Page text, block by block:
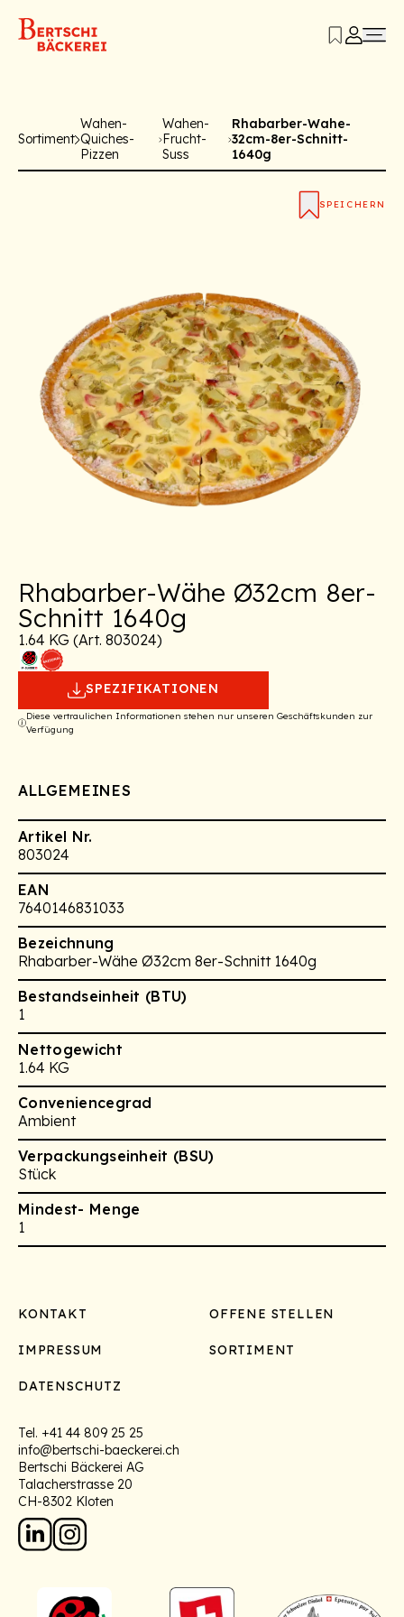
Sortiment
Wahen-
Quiches-
Pizzen
Wahen-
Frucht-
Suss
Rhabarber-Wahe-
32cm-8er-Schnitt-
1640g
SPEICHERN
Rhabarber-Wähe Ø32cm 8er-
Schnitt 1640g
1.64 KG (Art. 803024)
SPEZIFIKATIONEN
Diese vertraulichen Informationen stehen nur unseren Geschäftskunden zur
Verfügung
ALLGEMEINES
Artikel Nr.
803024
EAN
7640146831033
Bezeichnung
Rhabarber-Wähe Ø32cm 8er-Schnitt 1640g
Bestandseinheit (BTU)
1
Nettogewicht
1.64 KG
Conveniencegrad
Ambient
Verpackungseinheit (BSU)
Stück
Mindest- Menge
1
Footer
KONTAKT OFFENE STELLEN
IMPRESSUM SORTIMENT
DATENSCHUTZ
Tel. +41 44 809 25 25
info@bertschi-baeckerei.ch
Bertschi Bäckerei AG
Talacherstrasse 20
CH-8302 Kloten